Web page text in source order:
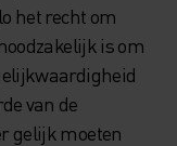
het recht om
is om
van de
gelijk moeten